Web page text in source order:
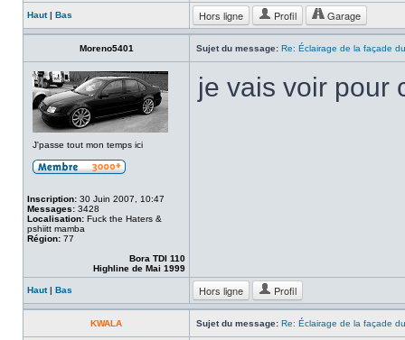
Haut| Bas Hors ligne Profil Garage
Moreno5401 Sujet du message: Re: Éclairage de la façade
J'passe tout mon temps ici
Inscription: 30 Juin 2007, 10:47
Messages: 3428
Localisation: Fuck the Haters &
pshiitt mamba
Région: 77
Bora TDI 110
Highline de Mai 1999
je vais voir pour
Haut| Bas Hors ligne Profil
KWALA Sujet du message: Re: Éclairage de la façade